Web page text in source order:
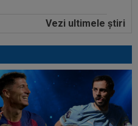
verii! Ilie
Decizia luată de Real
vineri, 21:00, în direct
Vezi ultimele ştiri